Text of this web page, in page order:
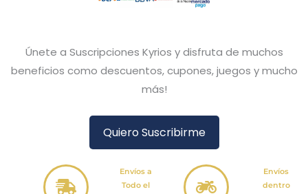
Únete a Suscripciones Kyrios y disfruta de muchos
beneficios como descuentos, cupones, juegos y mucho
más!
Quiero Suscribirme
Envíos a
Todo el
Envíos
dentro